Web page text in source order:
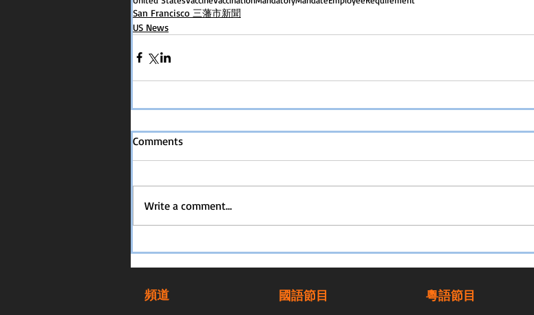
San Francisco 三藩市新聞
US News
Comments
Write a comment...
頻道 國語節目 粵語節目